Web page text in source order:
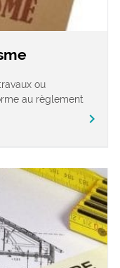
ou
au règlement
chevron_right